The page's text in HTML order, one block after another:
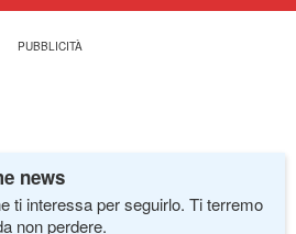
news
ti interessa per seguirlo. Ti terremo
non perdere.